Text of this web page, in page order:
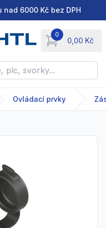
6000 Kč bez DPH
0
0,00 Kč
items in cart,
svorky...
Ovládací prvky